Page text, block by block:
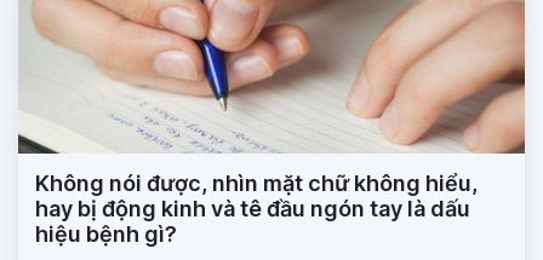
Không nói được, nhìn mặt chữ không hiểu,
hay bị động kinh và tê đầu ngón tay là dấu
hiệu bệnh gì?